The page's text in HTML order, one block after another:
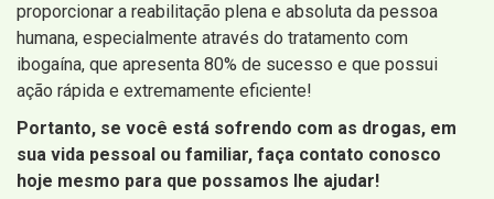
proporcionar a reabilitação plena e absoluta da pessoa
humana, especialmente através do tratamento com
ibogaína, que apresenta 80% de sucesso e que possui
ação rápida e extremamente eficiente!
Portanto, se você está sofrendo com as drogas, em
sua vida pessoal ou familiar, faça contato conosco
hoje mesmo para que possamos lhe ajudar!